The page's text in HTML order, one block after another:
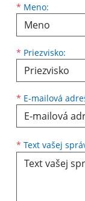
* Meno:
Meno
* Priezvisko:
Priezvisko
* E-mailová
E-mailová
* Text vašej